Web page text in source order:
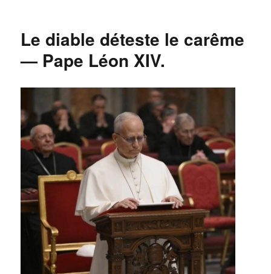
Le diable déteste le carême
— Pape Léon XIV.